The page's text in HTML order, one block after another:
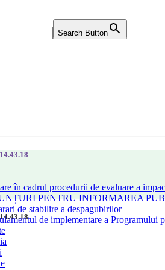
Search Button
în cadrul procedurii de evaluare a
PENTRU INFORMAREA
de stabilire a despagubirilor
de implementare a Programului